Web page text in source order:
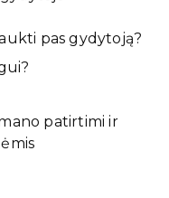
pas gydytoją?
patirtimi ir